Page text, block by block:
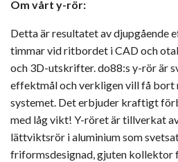
Om vårt y-rör:
Detta är resultatet av djupgående
timmar vid ritbordet i CAD och
och 3D-utskrifter. do88:s y-rör är
effektmål och verkligen vill få bort
systemet. Det erbjuder kraftigt
med låg vikt! Y-röret är tillverkat
lättviktsrör i aluminium som
friformsdesignad, gjuten kollektor